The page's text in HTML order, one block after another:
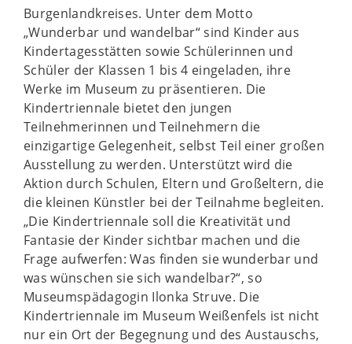
Burgenlandkreises. Unter dem Motto
„Wunderbar und wandelbar“ sind Kinder aus
Kindertagesstätten sowie Schülerinnen und
Schüler der Klassen 1 bis 4 eingeladen, ihre
Werke im Museum zu präsentieren. Die
Kindertriennale bietet den jungen
Teilnehmerinnen und Teilnehmern die
einzigartige Gelegenheit, selbst Teil einer großen
Ausstellung zu werden. Unterstützt wird die
Aktion durch Schulen, Eltern und Großeltern, die
die kleinen Künstler bei der Teilnahme begleiten.
„Die Kindertriennale soll die Kreativität und
Fantasie der Kinder sichtbar machen und die
Frage aufwerfen: Was finden sie wunderbar und
was wünschen sie sich wandelbar?“, so
Museumspädagogin Ilonka Struve. Die
Kindertriennale im Museum Weißenfels ist nicht
nur ein Ort der Begegnung und des Austauschs,